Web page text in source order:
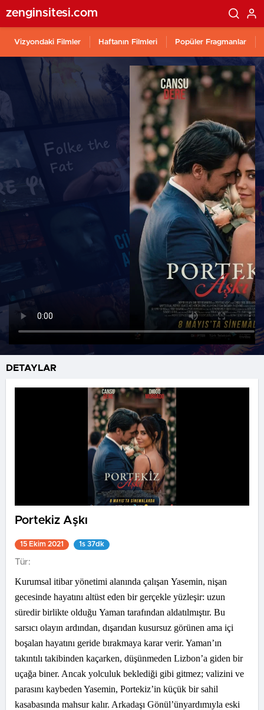
zenginsitesi.com
Vizyondaki Filmler Haftanın Filmleri Popüler Fragmanlar
DETAYLAR
Portekiz Aşkı
15 Ekim 2021 1s 37dk
Tür:
Kurumsal itibar yönetimi alanında çalışan Yasemin, nişan
gecesinde hayatını altüst eden bir gerçekle yüzleşir: uzun
süredir birlikte olduğu Yaman tarafından aldatılmıştır. Bu
sarsıcı olayın ardından, dışarıdan kusursuz görünen ama içi
boşalan hayatını geride bırakmaya karar verir. Yaman’ın
takıntılı takibinden kaçarken, düşünmeden Lizbon’a giden bir
uçağa biner. Ancak yolculuk beklediği gibi gitmez; valizini ve
parasını kaybeden Yasemin, Portekiz’in küçük bir sahil
kasabasında mahsur kalır. Arkadaşı Gönül’ünyardımıyla eski